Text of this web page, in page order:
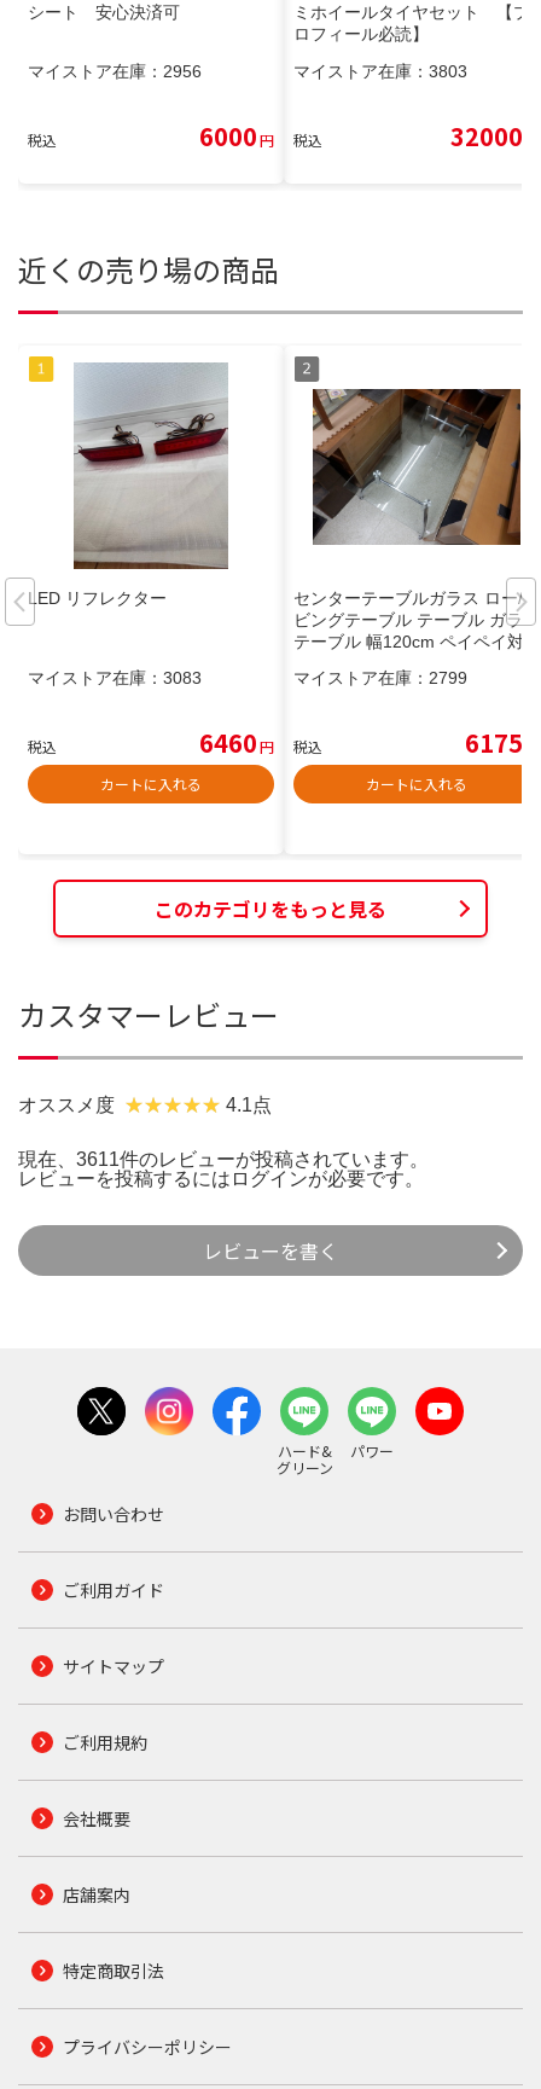
シート 安心決済可
マイストア在庫： 2956
税込 6000円
ミホイールタイヤセット 【プ
ロフィール必読】
マイストア在庫： 3803
税込 32000
近くの売り場の商品
LED リフレクター
マイストア在庫： 3083
税込 6460円
カートに入れる
センターテーブルガラス ロー/リ
ビングテーブル テーブル ガラス
テーブル 幅120cm ペイペイ対
マイストア在庫： 2799
税込 6175
カートに入れる
このカテゴリをもっと見る
カスタマーレビュー
オススメ度 4.1点
現在、3611件のレビューが投稿されています。
レビューを投稿するには ログインが必要です。
レビューを書く
ハード&
グリーン
パワー
お問い合わせ
ご利用ガイド
サイトマップ
ご利用規約
会社概要
店舗案内
特定商取引法
プライバシーポリシー